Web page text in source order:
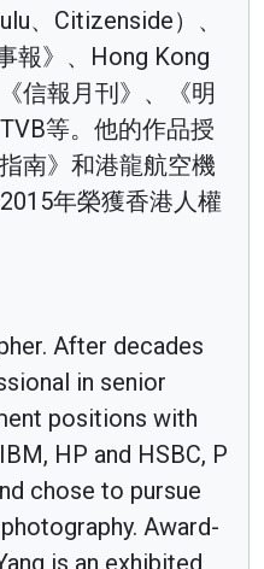
、Citizenside）、
報》、Hong Kong
信報月刊》、《明
等。他的作品授
南》和港龍航空機
年榮獲香港人權
After decades
in senior
positions with
HP and HSBC, P
chose to pursue
Award-
is an exhibited